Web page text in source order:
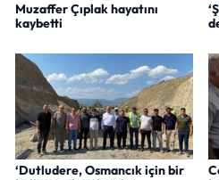
Muzaffer Çıplak hayatını
kaybetti
‘Dutludere, Osmancık için bir